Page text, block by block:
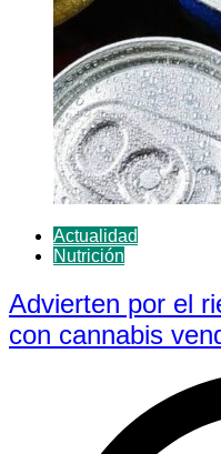
Actualidad
Nutrición
Advierten por el
con cannabis